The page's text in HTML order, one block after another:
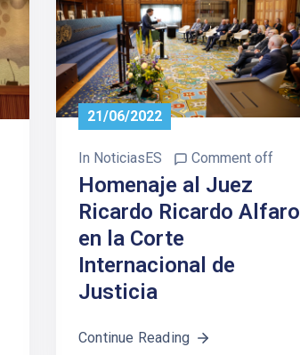
21/06/2022
In NoticiasES Comment off
Homenaje al Juez
Ricardo Ricardo Alfaro
en la Corte
Internacional de
Justicia
Continue Reading